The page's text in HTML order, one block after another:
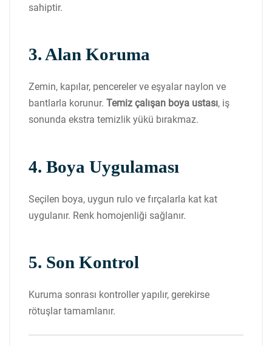
sahiptir.
3. Alan Koruma
Zemin, kapılar, pencereler ve eşyalar naylon ve
bantlarla korunur. Temiz çalışan boya ustası, iş
sonunda ekstra temizlik yükü bırakmaz.
4. Boya Uygulaması
Seçilen boya, uygun rulo ve fırçalarla kat kat
uygulanır. Renk homojenliği sağlanır.
5. Son Kontrol
Kuruma sonrası kontroller yapılır, gerekirse
rötuşlar tamamlanır.